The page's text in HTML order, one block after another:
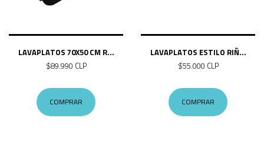
LAVAPLATOS 70X50 CM R...
$89.990 CLP
COMPRAR
LAVAPLATOS ESTILO RIÑ...
$55.000 CLP
COMPRAR